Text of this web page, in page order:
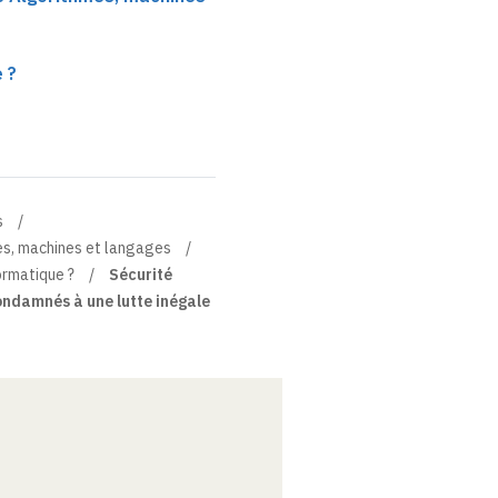
?
machines et langages
?
Sécurité
à une lutte inégale